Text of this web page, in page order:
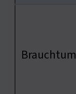
Brauchtum